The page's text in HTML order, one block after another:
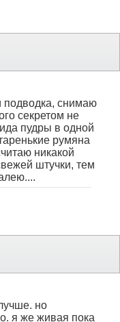
подводка, снимаю
секретом не
пудры в одной
румяна
никакой
штучки, тем
но
я же живая пока